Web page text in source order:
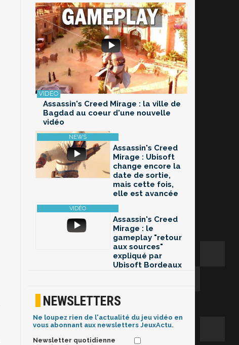
Assassin's Creed Mirage : la ville de
Bagdad au coeur d'une nouvelle
vidéo
Assassin's Creed
Mirage : Ubisoft
change encore la
date de sortie,
mais cette fois,
elle est avancée
Assassin's Creed
Mirage : le
gameplay "retour
aux sources"
expliqué par
Ubisoft Bordeaux
NEWSLETTERS
Ne loupez rien de l'actualité du jeu vidéo en
vous abonnant aux newsletters JeuxActu.
Newsletter quotidienne